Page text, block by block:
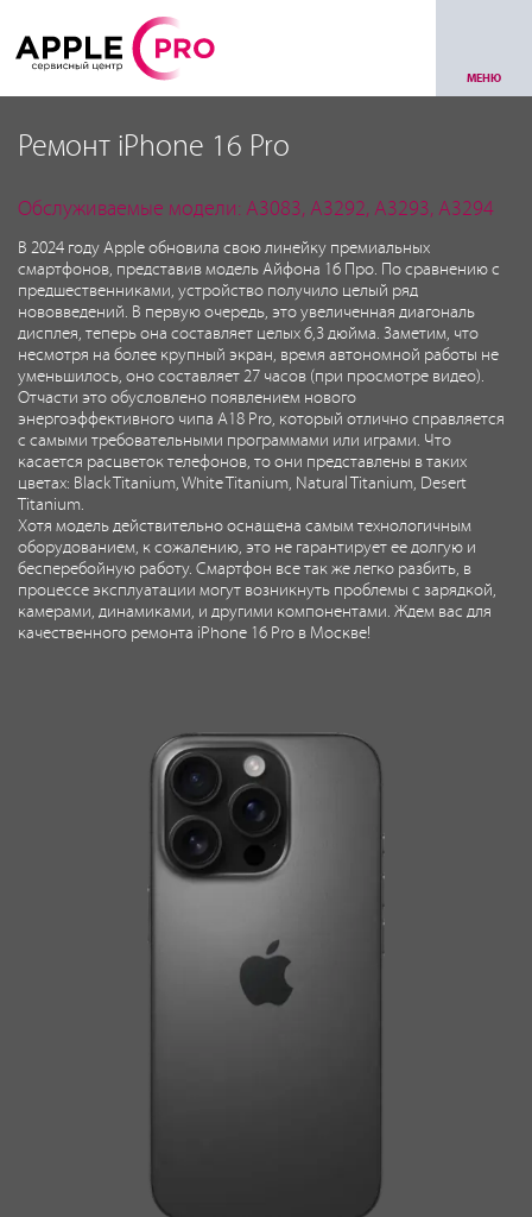
МЕНЮ
Ремонт iPhone 16 Pro
Обслуживаемые модели: A3083, A3292, A3293, A3294
В 2024 году Apple обновила свою линейку премиальных
смартфонов, представив модель Айфона 16 Про. По сравнению с
предшественниками, устройство получило целый ряд
нововведений. В первую очередь, это увеличенная диагональ
дисплея, теперь она составляет целых 6,3 дюйма. Заметим, что
несмотря на более крупный экран, время автономной работы не
уменьшилось, оно составляет 27 часов (при просмотре видео).
Отчасти это обусловлено появлением нового
энергоэффективного чипа A18 Pro, который отлично справляется
с самыми требовательными программами или играми. Что
касается расцветок телефонов, то они представлены в таких
цветах: Black Titanium, White Titanium, Natural Titanium, Desert
Titanium.
Хотя модель действительно оснащена самым технологичным
оборудованием, к сожалению, это не гарантирует ее долгую и
бесперебойную работу. Смартфон все так же легко разбить, в
процессе эксплуатации могут возникнуть проблемы с зарядкой,
камерами, динамиками, и другими компонентами. Ждем вас для
качественного ремонта iPhone 16 Pro в Москве!